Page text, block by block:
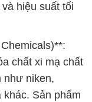
hiệu suất tối
chất xi mạ chất
như niken,
khác. Sản phẩm